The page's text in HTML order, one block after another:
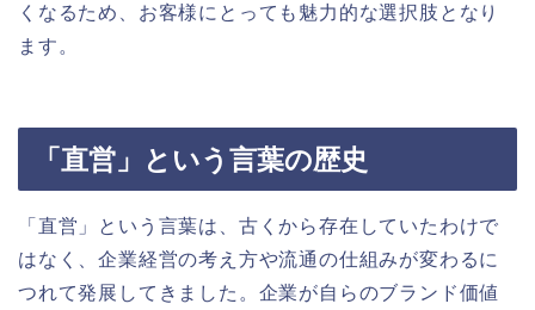
くなるため、お客様にとっても魅力的な選択肢となり
ます。
「直営」という言葉の歴史
「直営」という言葉は、古くから存在していたわけで
はなく、企業経営の考え方や流通の仕組みが変わるに
つれて発展してきました。企業が自らのブランド価値